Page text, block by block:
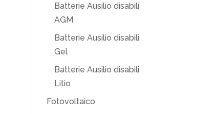
Batterie Ausilio disabili
AGM
Batterie Ausilio disabili
Gel
Batterie Ausilio disabili
Litio
Fotovoltaico